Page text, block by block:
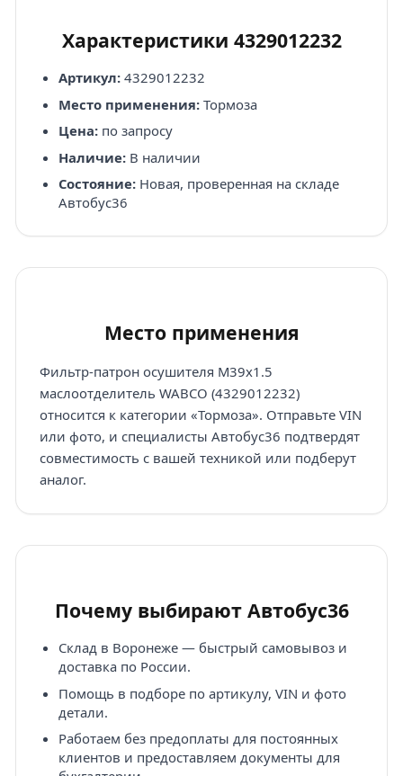
Характеристики 4329012232
Артикул:4329012232
Место применения:Тормоза
Цена:по запросу
Наличие:В наличии
Состояние:Новая, проверенная на складе
Автобус36
Место применения
Фильтр-патрон осушителя M39x1.5
маслоотделитель WABCO (4329012232)
относится к категории «Тормоза». Отправьте VIN
или фото, и специалисты Автобус36 подтвердят
совместимость с вашей техникой или подберут
аналог.
Почему выбирают Автобус36
Склад в Воронеже — быстрый самовывоз и
доставка по России.
Помощь в подборе по артикулу, VIN и фото
детали.
Работаем без предоплаты для постоянных
клиентов и предоставляем документы для